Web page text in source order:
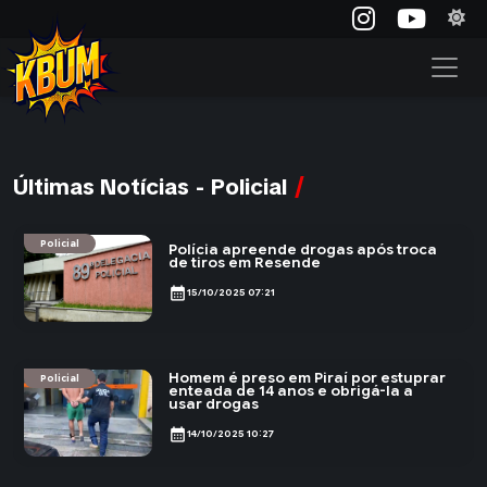
Últimas Notícias - Policial
Policial Polícia apreende drogas após troca
de tiros em Resende
calendar_month15/10/2025 07:21
Policial Homem é preso em Piraí por estuprar
enteada de 14 anos e obrigá-la a
usar drogas
calendar_month14/10/2025 10:27